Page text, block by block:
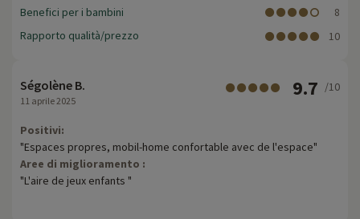
Benefici per i bambini
8
Rapporto qualità/prezzo
10
Ségolène B.
11 aprile 2025
9.7 /10
Positivi:
"Espaces propres, mobil-home confortable avec de l'espace"
Aree di miglioramento :
"L'aire de jeux enfants "